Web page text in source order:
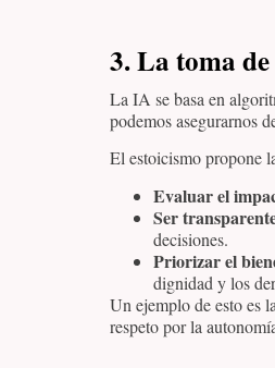
3. La toma
La IA se basa en
podemos asegurarnos
El estoicismo propone
Evaluar el
Ser
decisiones.
Priorizar el
dignidad y los
Un ejemplo de esto es
respeto por la